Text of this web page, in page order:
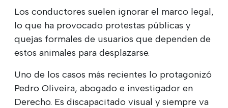
Los conductores suelen ignorar el marco legal,
lo que ha provocado protestas públicas y
quejas formales de usuarios que dependen de
estos animales para desplazarse.
Uno de los casos más recientes lo protagonizó
Pedro Oliveira, abogado e investigador en
Derecho. Es discapacitado visual y siempre va